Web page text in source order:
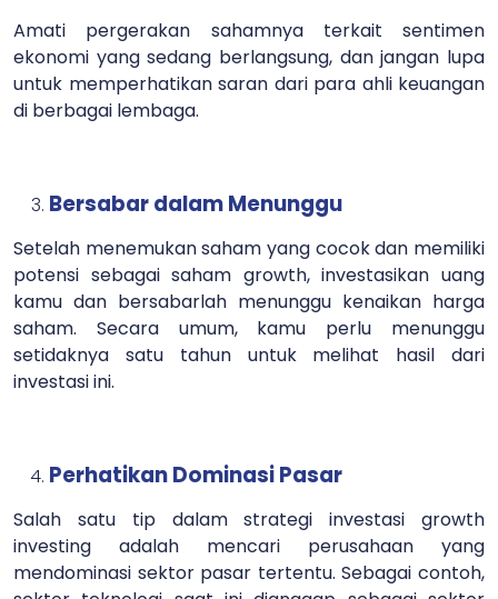
Amati pergerakan sahamnya terkait sentimen
ekonomi yang sedang berlangsung, dan jangan lupa
untuk memperhatikan saran dari para ahli keuangan
di berbagai lembaga.
Bersabar dalam Menunggu
Setelah menemukan saham yang cocok dan memiliki
potensi sebagai saham growth, investasikan uang
kamu dan bersabarlah menunggu kenaikan harga
saham. Secara umum, kamu perlu menunggu
setidaknya satu tahun untuk melihat hasil dari
investasi ini.
Perhatikan Dominasi Pasar
Salah satu tip dalam strategi investasi growth
investing adalah mencari perusahaan yang
mendominasi sektor pasar tertentu. Sebagai contoh,